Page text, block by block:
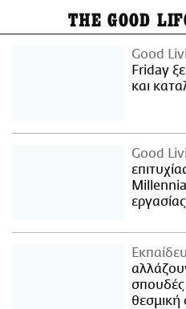
THE GOOD
Good
Friday
και
Good
εργασίας
θεσμική